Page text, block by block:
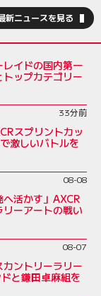
新ニュースを見る
イドの国内第一
ップカテゴリー
33分前
スプリントカッ
激しいバトルを
08-08
活かす」AXCR
ーアートの戦い
08-07
ントリーラリー
と鎌田卓麻組を